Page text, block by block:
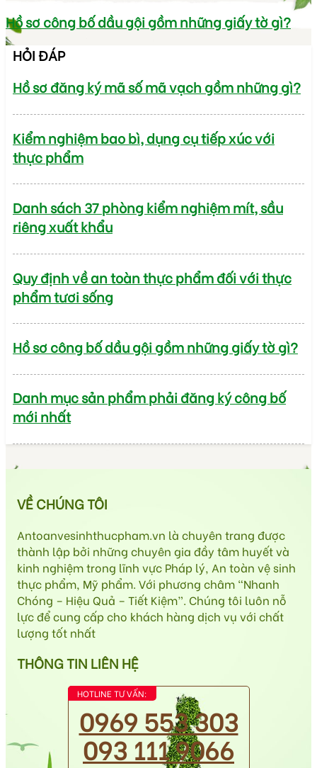
Hồ sơ công bố dầu gội gồm những giấy tờ gì?
HỎI ĐÁP
Hồ sơ đăng ký mã số mã vạch gồm những gì?
Kiểm nghiệm bao bì, dụng cụ tiếp xúc với
thực phẩm
Danh sách 37 phòng kiểm nghiệm mít, sầu
riêng xuất khẩu
Quy định về an toàn thực phẩm đối với thực
phẩm tươi sống
Hồ sơ công bố dầu gội gồm những giấy tờ gì?
Danh mục sản phẩm phải đăng ký công bố
mới nhất
VỀ CHÚNG TÔI
Antoanvesinhthucpham.vn là chuyên trang được
thành lập bởi những chuyên gia đầy tâm huyết và
kinh nghiệm trong lĩnh vực Pháp lý, An toàn vệ sinh
thực phẩm, Mỹ phẩm. Với phương châm “Nhanh
Chóng – Hiệu Quả – Tiết Kiệm”. Chúng tôi luôn nỗ
lực để cung cấp cho khách hàng dịch vụ với chất
lượng tốt nhất
THÔNG TIN LIÊN HỆ
HOTLINE TƯ VẤN:
0969 553 303
093 111 9066